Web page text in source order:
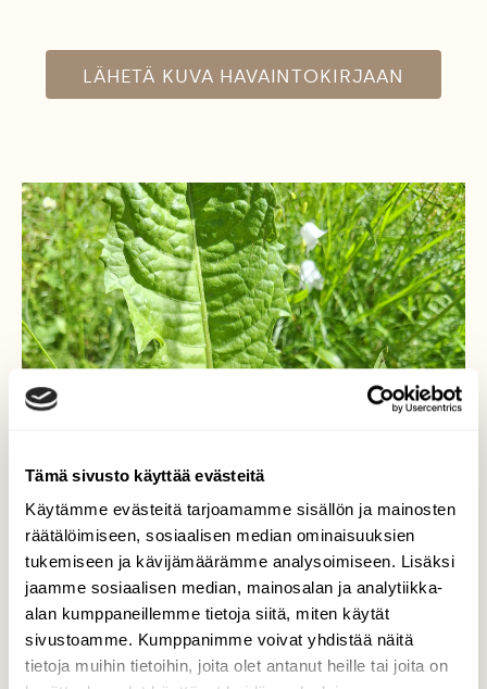
Tämä sivusto käyttää evästeitä
Käytämme evästeitä tarjoamamme sisällön ja mainosten
räätälöimiseen, sosiaalisen median ominaisuuksien
tukemiseen ja kävijämäärämme analysoimiseen. Lisäksi
jaamme sosiaalisen median, mainosalan ja analytiikka-
alan kumppaneillemme tietoja siitä, miten käytät
sivustoamme. Kumppanimme voivat yhdistää näitä
tietoja muihin tietoihin, joita olet antanut heille tai joita on
LÄHETÄ KUVA HAVAINTOKIRJAAN